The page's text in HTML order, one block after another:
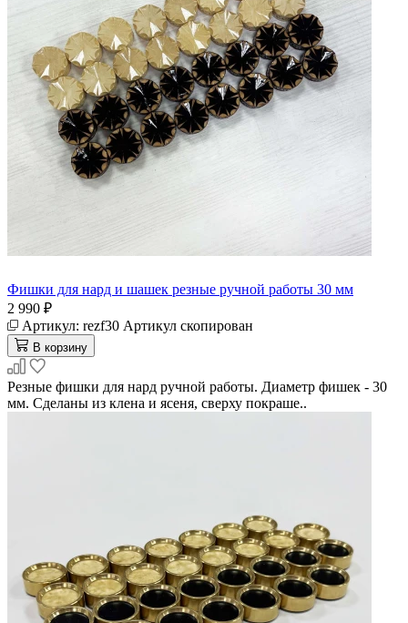
Фишки для нард и шашек резные ручной работы 30 мм
2 990 ₽
Артикул: rezf30 Артикул скопирован
В корзину
Резные фишки для нард ручной работы. Диаметр фишек - 30
мм. Сделаны из клена и ясеня, сверху покраше..